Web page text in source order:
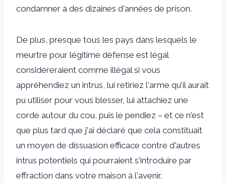
condamner à des dizaines d'années de prison.
De plus, presque tous les pays dans lesquels le
meurtre pour légitime défense est légal
considéreraient comme illégal si vous
appréhendiez un intrus, lui retiriez l'arme qu'il aurait
pu utiliser pour vous blesser, lui attachiez une
corde autour du cou, puis le pendiez – et ce n'est
que plus tard que j'ai déclaré que cela constituait
un moyen de dissuasion efficace contre d'autres
intrus potentiels qui pourraient s'introduire par
effraction dans votre maison à l'avenir.